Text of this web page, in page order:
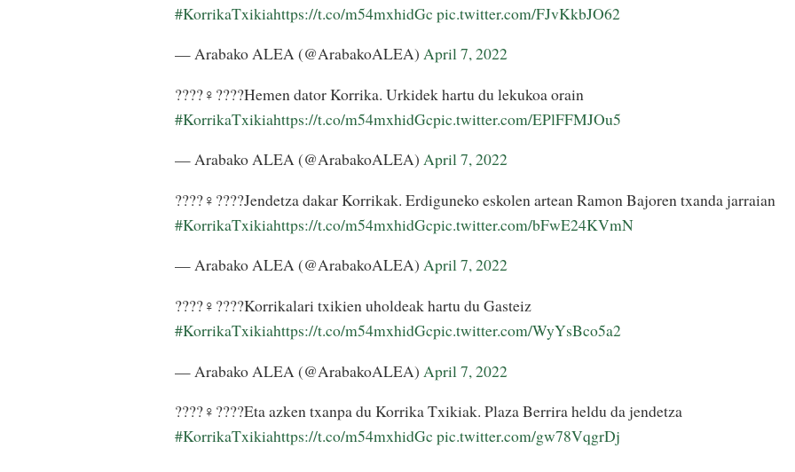
#KorrikaTxikiahttps://t.co/m54mxhidGc pic.twitter.com/FJvKkbJO62
— Arabako ALEA (@ArabakoALEA) April 7, 2022
????‍♀️????Hemen dator Korrika. Urkidek hartu du lekukoa orain
#KorrikaTxikiahttps://t.co/m54mxhidGcpic.twitter.com/EPlFFMJOu5
— Arabako ALEA (@ArabakoALEA) April 7, 2022
????‍♀️????Jendetza dakar Korrikak. Erdiguneko eskolen artean Ramon Bajoren txanda jarraian
#KorrikaTxikiahttps://t.co/m54mxhidGcpic.twitter.com/bFwE24KVmN
— Arabako ALEA (@ArabakoALEA) April 7, 2022
????‍♀️????Korrikalari txikien uholdeak hartu du Gasteiz
#KorrikaTxikiahttps://t.co/m54mxhidGcpic.twitter.com/WyYsBco5a2
— Arabako ALEA (@ArabakoALEA) April 7, 2022
????‍♀️????Eta azken txanpa du Korrika Txikiak. Plaza Berrira heldu da jendetza
#KorrikaTxikiahttps://t.co/m54mxhidGc pic.twitter.com/gw78VqgrDj